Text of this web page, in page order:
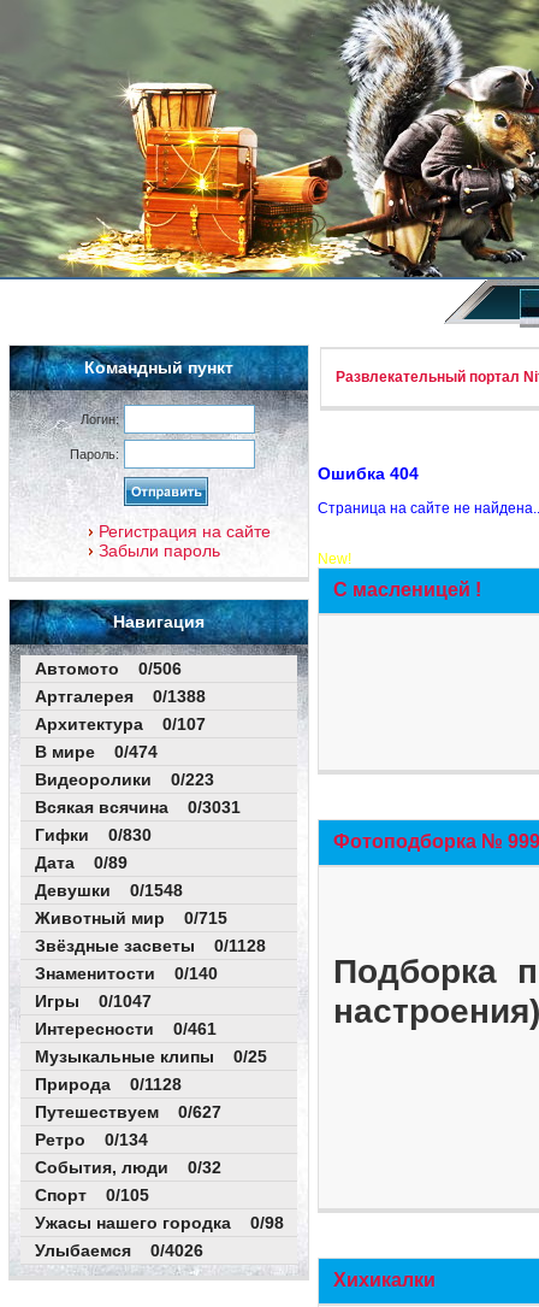
Командный пункт
Логин:
Пароль:
Регистрация на сайте
Забыли пароль
Навигация
Автомото 0/506
Артгалерея 0/1388
Архитектура 0/107
В мире 0/474
Видеоролики 0/223
Всякая всячина 0/3031
Гифки 0/830
Дата 0/89
Девушки 0/1548
Животный мир 0/715
Звёздные засветы 0/1128
Знаменитости 0/140
Игры 0/1047
Интересности 0/461
Музыкальные клипы 0/25
Природа 0/1128
Путешествуем 0/627
Ретро 0/134
События, люди 0/32
Спорт 0/105
Ужасы нашего городка 0/98
Улыбаемся 0/4026
Развлекательный портал
Ошибка 404
Страница на сайте не
New!
С масленицей !
Фотоподборка №
Подборка
Хихикалки